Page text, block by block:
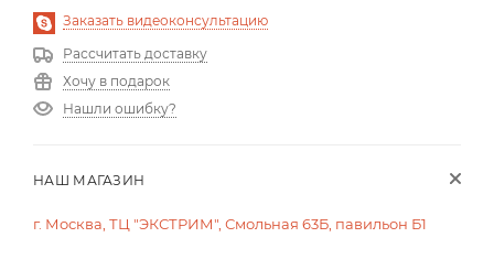
Заказать видеоконсультацию
Рассчитать доставку
Хочу в подарок
Нашли ошибку?
НАШ МАГАЗИН
г. Москва, ТЦ "ЭКСТРИМ", Смольная 63Б, павильон Б1